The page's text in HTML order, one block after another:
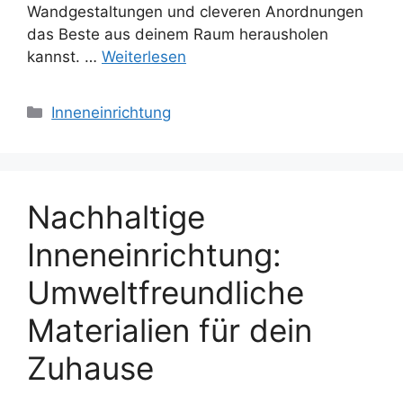
Wandgestaltungen und cleveren Anordnungen
das Beste aus deinem Raum herausholen
kannst. … Weiterlesen
Kategorien
Inneneinrichtung
Nachhaltige
Inneneinrichtung:
Umweltfreundliche
Materialien für dein
Zuhause